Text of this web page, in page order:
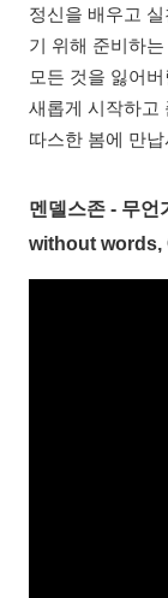
정신을 배우고
기 위해 준비하
모든 것을 잃어
새롭게 시작하고
따스한 봄에 만납
멘델스존 - 무
without words,